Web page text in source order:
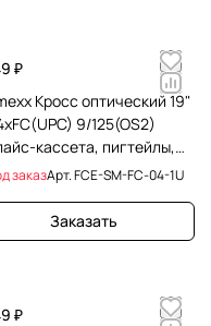
₽
Кросс оптический 19"
9/125(OS2)
кассета, пигтейлы,
заказАрт.FCE-SM-FC-04-1U
Заказать
₽